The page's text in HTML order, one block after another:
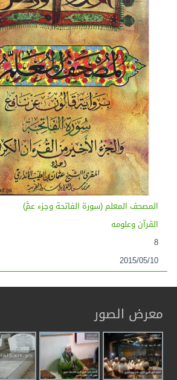
المصحف المعلم (سورة الفاتحة وجزء عمَّ)
القرآن وعلومه
8
2015/05/10
معرض الصور